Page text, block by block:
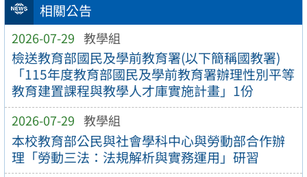
相關公告
2026-07-29 教學組
檢送教育部國民及學前教育署(以下簡稱國教署)
「115年度教育部國民及學前教育署辦理性別平等
教育建置課程與教學人才庫實施計畫」1份
2026-07-29 教學組
本校教育部公民與社會學科中心與勞動部合作辦
理「勞動三法：法規解析與實務運用」研習